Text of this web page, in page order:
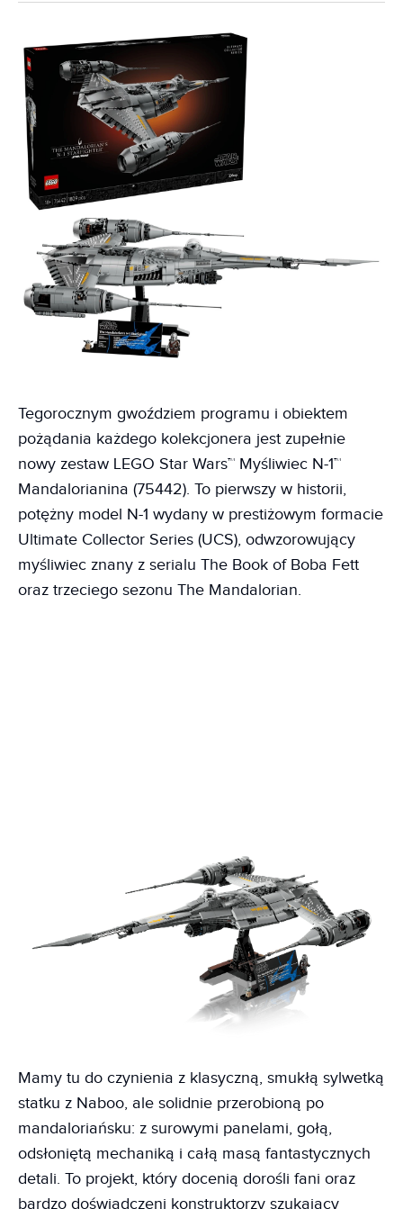
Tegorocznym gwoździem programu i obiektem
pożądania każdego kolekcjonera jest zupełnie
nowy zestaw LEGO Star Wars™ Myśliwiec N-1™
Mandalorianina (75442). To pierwszy w historii,
potężny model N-1 wydany w prestiżowym formacie
Ultimate Collector Series (UCS), odwzorowujący
myśliwiec znany z serialu The Book of Boba Fett
oraz trzeciego sezonu The Mandalorian.
Mamy tu do czynienia z klasyczną, smukłą sylwetką
statku z Naboo, ale solidnie przerobioną po
mandaloriańsku: z surowymi panelami, gołą,
odsłoniętą mechaniką i całą masą fantastycznych
detali. To projekt, który docenią dorośli fani oraz
bardzo doświadczeni konstruktorzy szukający